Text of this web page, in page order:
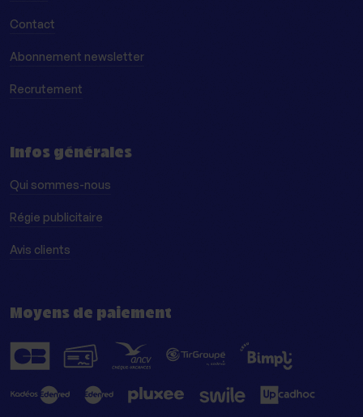
Moyens de paiement
Contact
Abonnement newsletter
Recrutement
Infos générales
Qui sommes-nous
Régie publicitaire
Avis clients